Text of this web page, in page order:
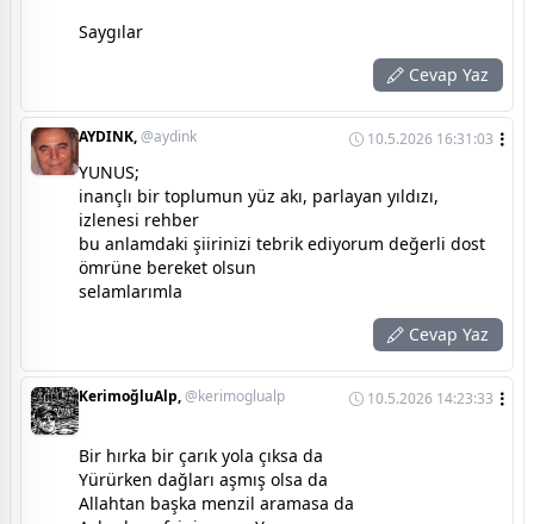
Saygılar
Cevap Yaz
AYDINK,@aydink 10.5.2026 16:31:03
YUNUS;
inançlı bir toplumun yüz akı, parlayan yıldızı,
izlenesi rehber
bu anlamdaki şiirinizi tebrik ediyorum değerli dost
ömrüne bereket olsun
selamlarımla
Cevap Yaz
KerimoğluAlp,@kerimoglualp 10.5.2026 14:23:33
Bir hırka bir çarık yola çıksa da
Yürürken dağları aşmış olsa da
Allahtan başka menzil aramasa da